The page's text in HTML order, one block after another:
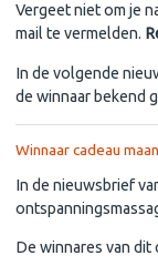
Vergeet niet om je
mail te vermelden.
In de volgende
de winnaar bekend
Winnaar cadeau
In de nieuwsbrief
De winnares van dit